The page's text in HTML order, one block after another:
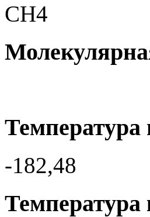
CH4
Температура
-182,48